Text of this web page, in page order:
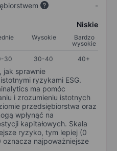
-
Niskie
Wysokie
Bardzo
wysokie
30 30-40 40+
jak sprawnie
ryzykami ESG.
ma pomóc
i zrozumieniu istotnych
przedsiębiorstwa oraz
wpłynąć na
kapitałowych. Skala
ryzyko, tym lepiej (0
najpoważniejsze